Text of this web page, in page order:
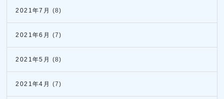
2021年7月 (8)
2021年6月 (7)
2021年5月 (8)
2021年4月 (7)